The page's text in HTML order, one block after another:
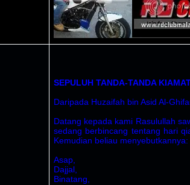
SEPULUH TANDA-TANDA
Daripada Huzaifah bin Asid Al-
Datang kepada kami Rasulullah
sedang berbincang tentang hari
Kemudian beliau menyebutkannya:
Asap,
Dajjal,
Binatang,